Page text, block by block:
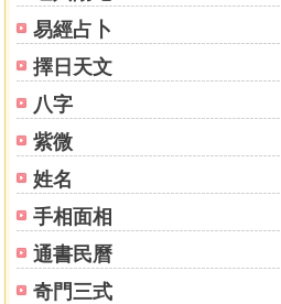
易經占卜
擇日天文
八字
紫微
姓名
手相面相
通書民曆
奇門三式